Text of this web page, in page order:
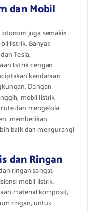
dan Mobil
juga semakin
listrik. Banyak
Tesla,
listrik dengan
kendaraan
Dengan
mobil listrik
dan mengelola
memberikan
baik dan mengurangi
dan Ringan
ringan sangat
mobil listrik.
material komposit,
ringan, untuk